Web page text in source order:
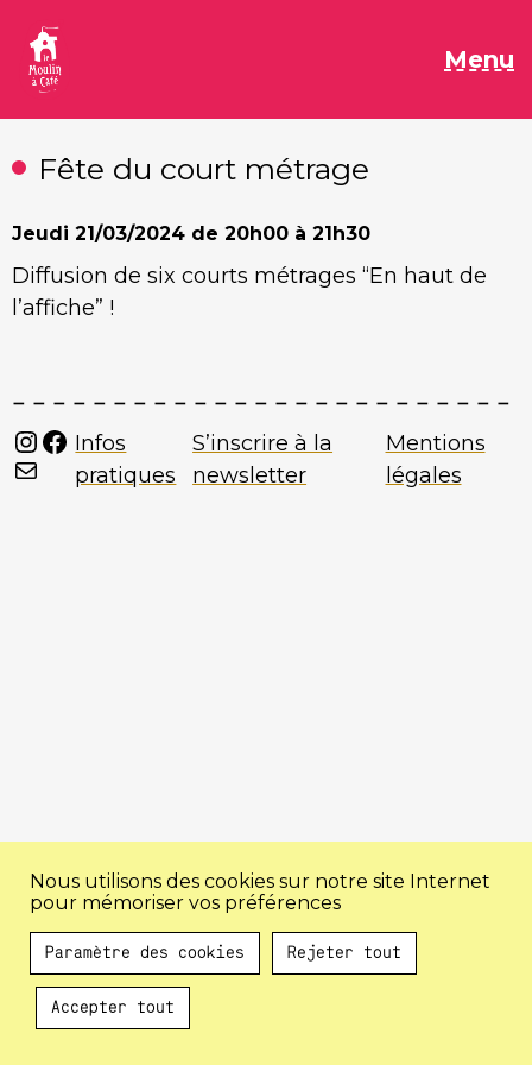
contenu
Menu
Fête du court métrage
Jeudi 21/03/2024 de 20h00 à 21h30
Diffusion de six courts métrages “En haut de
l’affiche” !
Instagram
Facebook
Mail
Infos
pratiques
S’inscrire à la
newsletter
Mentions
légales
Au programme !
Nous utilisons des cookies sur notre site Internet
pour mémoriser vos préférences
Paramètre des cookies Rejeter tout
Accepter tout